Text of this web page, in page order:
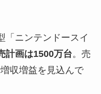
「ニンテンドースイ
計画は1500万台。売
収増益を見込んで